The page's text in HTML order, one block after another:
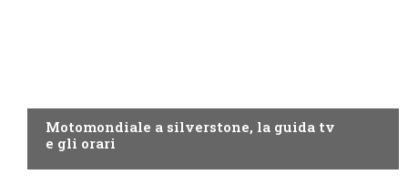
Motomondiale a silverstone, la guida tv
e gli orari